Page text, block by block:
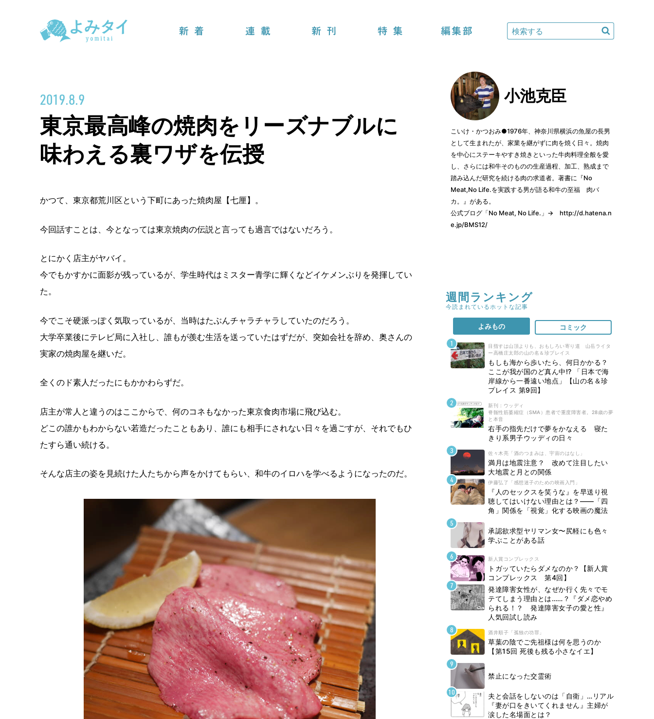
2019.8.9
東京最高峰の焼肉をリーズナブルに
味わえる裏ワザを伝授
かつて、東京都荒川区という下町にあった焼肉屋【七厘】。
今回話すことは、今となっては東京焼肉の伝説と言っても過言ではないだろう。
とにかく店主がヤバイ。
今でもかすかに面影が残っているが、学生時代はミスター青学に輝くなどイケメンぶりを発揮してい
た。
今でこそ硬派っぽく気取っているが、当時はたぶんチャラチャラしていたのだろう。
大学卒業後にテレビ局に入社し、誰もが羨む生活を送っていたはずだが、突如会社を辞め、奥さんの
実家の焼肉屋を継いだ。
全くのド素人だったにもかかわらずだ。
店主が常人と違うのはここからで、何のコネもなかった東京食肉市場に飛び込む。
どこの誰かもわからない若造だったこともあり、誰にも相手にされない日々を過ごすが、それでもひ
たすら通い続ける。
そんな店主の姿を見続けた人たちから声をかけてもらい、和牛のイロハを学べるようになったのだ。
小池克臣
こいけ・かつおみ●1976年、神奈川県横浜の魚屋の長男
として生まれたが、家業を継がずに肉を焼く日々。焼肉
を中心にステーキやすき焼きといった牛肉料理全般を愛
し、さらには和牛そのものの生産過程、加工、熟成まで
踏み込んだ研究を続ける肉の求道者。著書に『No
Meat,No Life.を実践する男が語る和牛の至福 肉バ
カ。』がある。
公式ブログ「No Meat, No Life.」→ http://d.hatena.n
e.jp/BMS12/
週間ランキング
今読まれているホットな記事
よみもの コミック
目指すは山頂よりも、おもしろい寄り道 山岳ライタ
ー高橋庄太郎の山の名＆珍プレイス
もしも海から歩いたら、何日かかる？
ここが我が国のど真ん中!? 「日本で海
岸線から一番遠い地点」【山の名＆珍
プレイス 第9回】
新刊 : ウッディ
脊髄性筋萎縮症（SMA）患者で重度障害者。28歳の夢
と本音
右手の指先だけで夢をかなえる 寝た
きり系男子ウッディの日々
佐々木亮「酒のつまみは、宇宙のはなし」
満月は地震注意？ 改めて注目したい
大地震と月との関係
伊藤弘了「感想迷子のための映画入門」
『人のセックスを笑うな』を早送り視
聴してはいけない理由とは？――「四
角」関係を「視覚」化する映画の魔法
承認欲求型ヤリマン女〜尻軽にも色々
学ぶことがある話
新人賞コンプレックス
トガッていたらダメなのか？【新人賞
コンプレックス 第4回】
発達障害女性が、なぜか行く先々でモ
テてしまう理由とは……？『ダメ恋やめ
られる！？ 発達障害女子の愛と性』
人気回試し読み
酒井順子「孤独の功罪」
草葉の陰でご先祖様は何を思うのか
【第15回 死後も残る小さなイエ】
禁止になった交霊術
夫と会話をしないのは「自衛」…リアル
『妻が口をきいてくれません』主婦が
涙した名場面とは？